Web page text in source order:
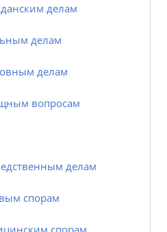
делам
делам
делам
вопросам
делам
спорам